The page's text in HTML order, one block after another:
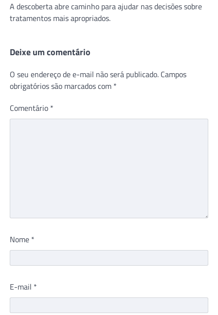
A descoberta abre caminho para ajudar nas decisões sobre
tratamentos mais apropriados.
Deixe um comentário
O seu endereço de e-mail não será publicado. Campos
obrigatórios são marcados com *
Comentário *
Nome *
E-mail *